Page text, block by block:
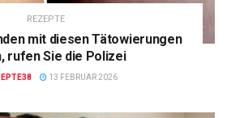
REZEPTE
mit diesen Tätowierungen
rufen Sie die Polizei
13 FEBRUAR 2026